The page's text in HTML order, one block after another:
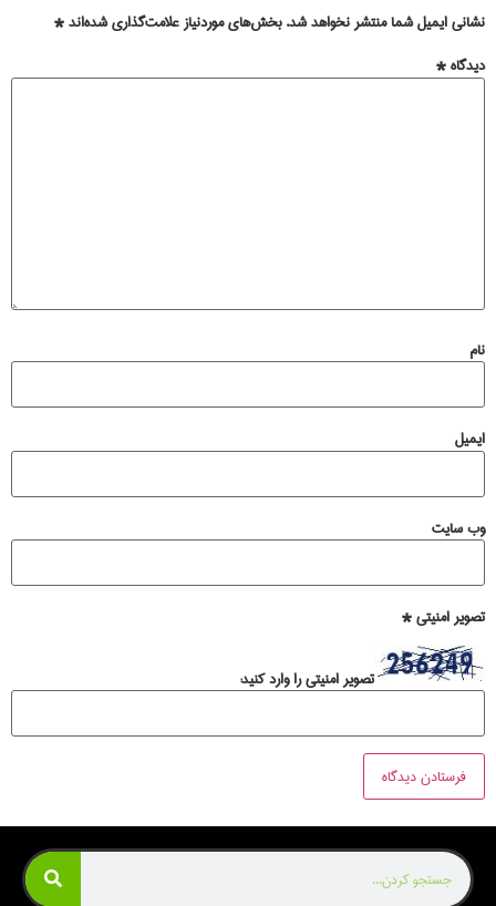
نشانی ایمیل شما منتشر نخواهد شد. بخش‌های موردنیاز علامت‌گذاری شده‌اند*
دیدگاه*
نام
ایمیل
وب‌ سایت
تصویر امنیتی*
تصویر امنیتی را وارد کنید: